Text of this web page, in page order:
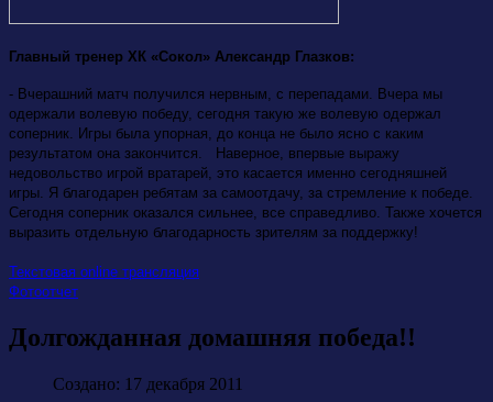
Главный тренер ХК «Сокол» Александр Глазков:
- Вчерашний матч получился нервным, с перепадами. Вчера мы
одержали волевую победу, сегодня такую же волевую одержал
соперник. Игры была упорная, до конца не было ясно с каким
результатом она закончится. Наверное, впервые выражу
недовольство игрой вратарей, это касается именно сегодняшней
игры. Я благодарен ребятам за самоотдачу, за стремление к победе.
Сегодня соперник оказался сильнее, все справедливо. Также хочется
выразить отдельную благодарность зрителям за поддержку!
Текстовая online трансляция
Фотоотчет
Долгожданная домашняя победа!!
Создано: 17 декабря 2011